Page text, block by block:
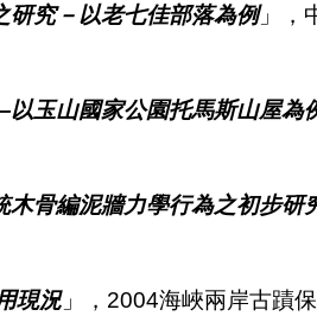
研究－以老七佳部落為例」，
玉山國家公園托馬斯山屋為
木骨編泥牆力學行為之初步研
現況」，2004海峽兩岸古蹟